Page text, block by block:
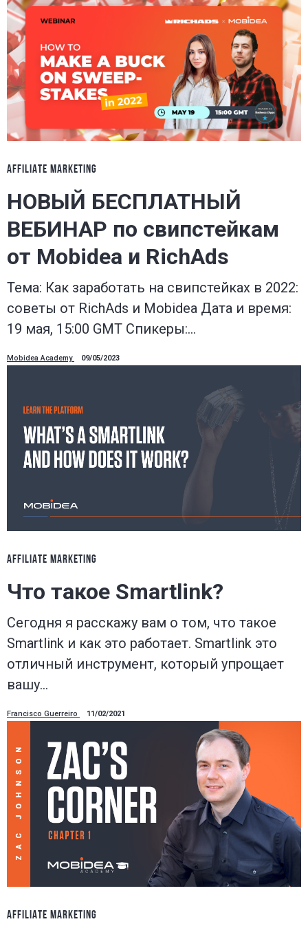
AFFILIATE MARKETING
НОВЫЙ БЕСПЛАТНЫЙ
ВЕБИНАР по свипстейкам
от Mobidea и RichAds
Тема: Как заработать на свипстейках в 2022:
советы от RichAds и Mobidea Дата и время:
19 мая, 15:00 GMT Спикеры:…
Mobidea Academy 09/05/2023
AFFILIATE MARKETING
Что такое Smartlink?
Сегодня я расскажу вам о том, что такое
Smartlink и как это работает. Smartlink это
отличный инструмент, который упрощает
вашу…
Francisco Guerreiro 11/02/2021
AFFILIATE MARKETING